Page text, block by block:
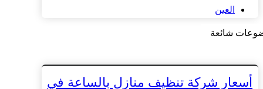
العين
شائعة
أسعار شركة تنظيف منازل بالساعة في